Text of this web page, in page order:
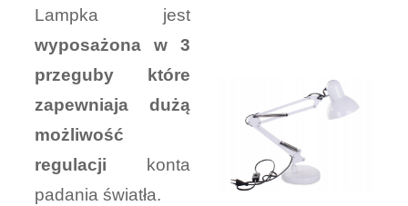
Lampka jest
wyposażona w 3
przeguby które
zapewniaja dużą
możliwość
regulacji konta
padania światła.